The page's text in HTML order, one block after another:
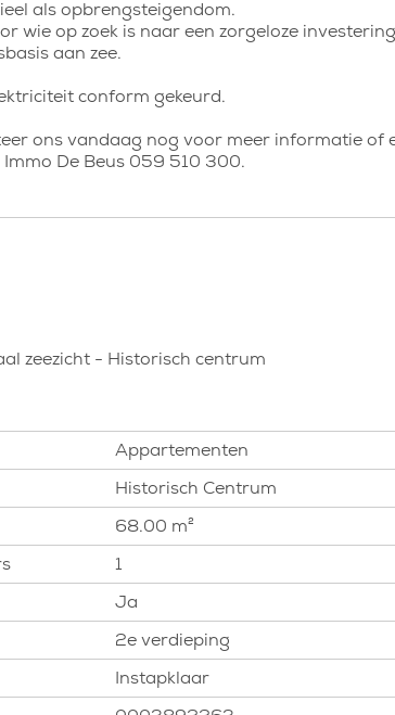
als opbrengsteigendom.
wie op zoek is naar een zorgeloze
aan zee.
conform gekeurd.
ons vandaag nog voor meer informatie of
Immo De Beus 059 510 300.
zeezicht - Historisch centrum
Appartementen
Historisch Centrum
68.00 m²
1
Ja
2e verdieping
Instapklaar